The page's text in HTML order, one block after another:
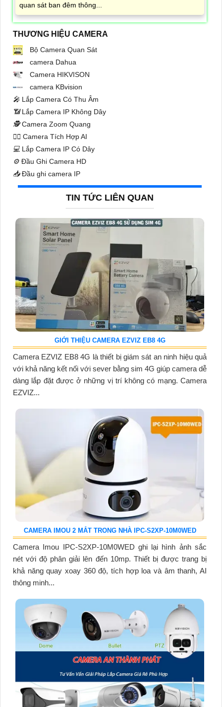
quan sát ban đêm thông...
THƯƠNG HIỆU CAMERA
Bộ Camera Quan Sát
camera Dahua
Camera HIKVISON
camera KBvision
️🎤️ Lắp Camera Có Thu Âm
📶Lắp Camera IP Không Dây
🕵️Camera Zoom Quang
🧛‍♀️ Camera Tích Hợp AI
💻 Lắp Camera IP Có Dây
⚙️ Đầu Ghi Camera HD
📥Đầu ghi camera IP
TIN TỨC LIÊN QUAN
GIỚI THIỆU CAMERA EZVIZ EB8 4G
Camera EZVIZ EB8 4G là thiết bị giám sát an ninh hiệu quả
với khả năng kết nối với sever bằng sim 4G giúp camera dễ
dàng lắp đặt được ở những vị trí không có mạng. Camera
EZVIZ...
CAMERA IMOU 2 MẮT TRONG NHÀ IPC-S2XP-10M0WED
Camera Imou IPC-S2XP-10M0WED ghi lại hình ảnh sắc
nét với độ phân giải lên đến 10mp. Thiết bị được trang bị
khả năng quay xoay 360 độ, tích hợp loa và âm thanh, AI
thông minh...